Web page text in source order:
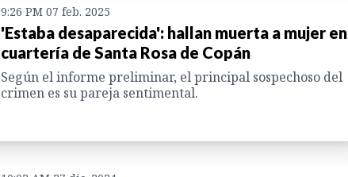
9:26 PM 07 feb. 2025
'Estaba desaparecida': hallan muerta a mujer en
cuartería de Santa Rosa de Copán
Según el informe preliminar, el principal sospechoso del
crimen es su pareja sentimental.